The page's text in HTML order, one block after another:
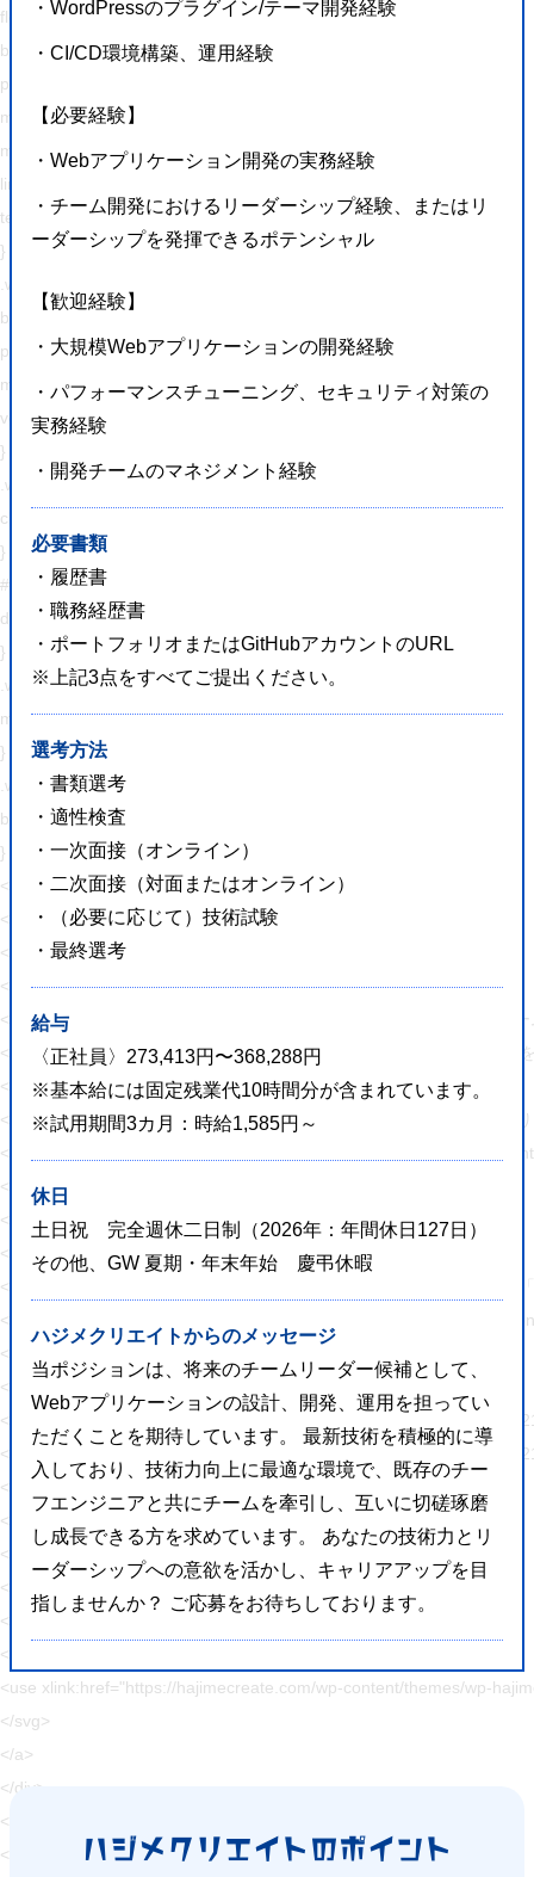
・WordPressのプラグイン/テーマ開発経験
・CI/CD環境構築、運用経験
【必要経験】
・Webアプリケーション開発の実務経験
・チーム開発におけるリーダーシップ経験、またはリ
ーダーシップを発揮できるポテンシャル
【歓迎経験】
・大規模Webアプリケーションの開発経験
・パフォーマンスチューニング、セキュリティ対策の
実務経験
・開発チームのマネジメント経験
必要書類
・履歴書
・職務経歴書
・ポートフォリオまたはGitHubアカウントのURL
※上記3点をすべてご提出ください。
選考方法
・書類選考
・適性検査
・一次面接（オンライン）
・二次面接（対面またはオンライン）
・（必要に応じて）技術試験
・最終選考
給与
〈正社員〉273,413円〜368,288円
※基本給には固定残業代10時間分が含まれています。
※試用期間3カ月：時給1,585円～
休日
土日祝 完全週休二日制（2026年：年間休日127日）
その他、GW 夏期・年末年始 慶弔休暇
ハジメクリエイトからのメッセージ
当ポジションは、将来のチームリーダー候補として、
Webアプリケーションの設計、開発、運用を担ってい
ただくことを期待しています。 最新技術を積極的に導
入しており、技術力向上に最適な環境で、既存のチー
フエンジニアと共にチームを牽引し、互いに切磋琢磨
し成長できる方を求めています。 あなたの技術力とリ
ーダーシップへの意欲を活かし、キャリアアップを目
指しませんか？ ご応募をお待ちしております。
ハジメクリエイト のポイント
float: right !important;
border: 0 !important;
padding: 0 !important;
margin: 0 5px 0px 0 !important;
min-height: 30px !important;
line-height: 18px !important;
text-indent: 0 !important;
}
.wp_social_bookmarking_light img{
border: 0 !important;
padding: 0;
margin: 0;
vertical-align: top !important;
}
.wp_social_bookmarking_light_clear{
clear: both !important;
}
#fb-root{
display: none;
}
.wsbl_facebook_like iframe{
max-width: none !important;
}
.wsbl_pinterest a{
border: 0px !important;
}
</style>
<!-- END: WP Social Bookmarking Light HEAD -->
<!-- Jetpack Open Graph Tags -->
<meta property="og:type" content="website" />
<meta property="og:title" content="【岡山】集客設計に自信あり。ホ
<meta property="og:description" content="人と人、人とコンピュータ
<meta property="og:url" content="https://hajimecreate.com/" />
<meta property="og:site_name" content="【岡山】集客設計に自信あ
<meta property="og:image" content="https://hajimecreate.com/wp-
<meta property="og:image:width" content="725" />
<meta property="og:image:height" content="1024" />
<meta property="og:locale" content="ja_JP" />
<meta name="twitter:text:title" content="おかやま子育て応援宣言企業
<meta name="twitter:image" content="https://hajimecreate.com/wp-
<meta name="twitter:card" content="summary_large_image" />
<!-- End Jetpack Open Graph Tags -->
<link href="https://hajimecreate.com/wp-content/themes/wp-
<link href="https://hajimecreate.com/wp-content/themes/wp-
</head>
<body>
<div id="loading"></div>
<div id="pageTop">
<a href="#page" class="pageTop inPageLinks">
<svg>
<use xlink:href="https://hajimecreate.com/wp-content/themes/wp-
</svg>
</a>
</div>
<div id="page"></div>
<div class="container"><!-- container start -->